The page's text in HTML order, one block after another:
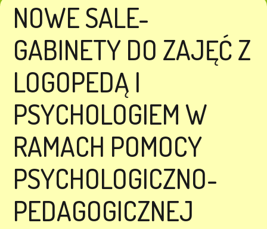
NOWE SALE-
GABINETY DO ZAJĘĆ Z
LOGOPEDĄ I
PSYCHOLOGIEM W
RAMACH POMOCY
PSYCHOLOGICZNO-
PEDAGOGICZNEJ